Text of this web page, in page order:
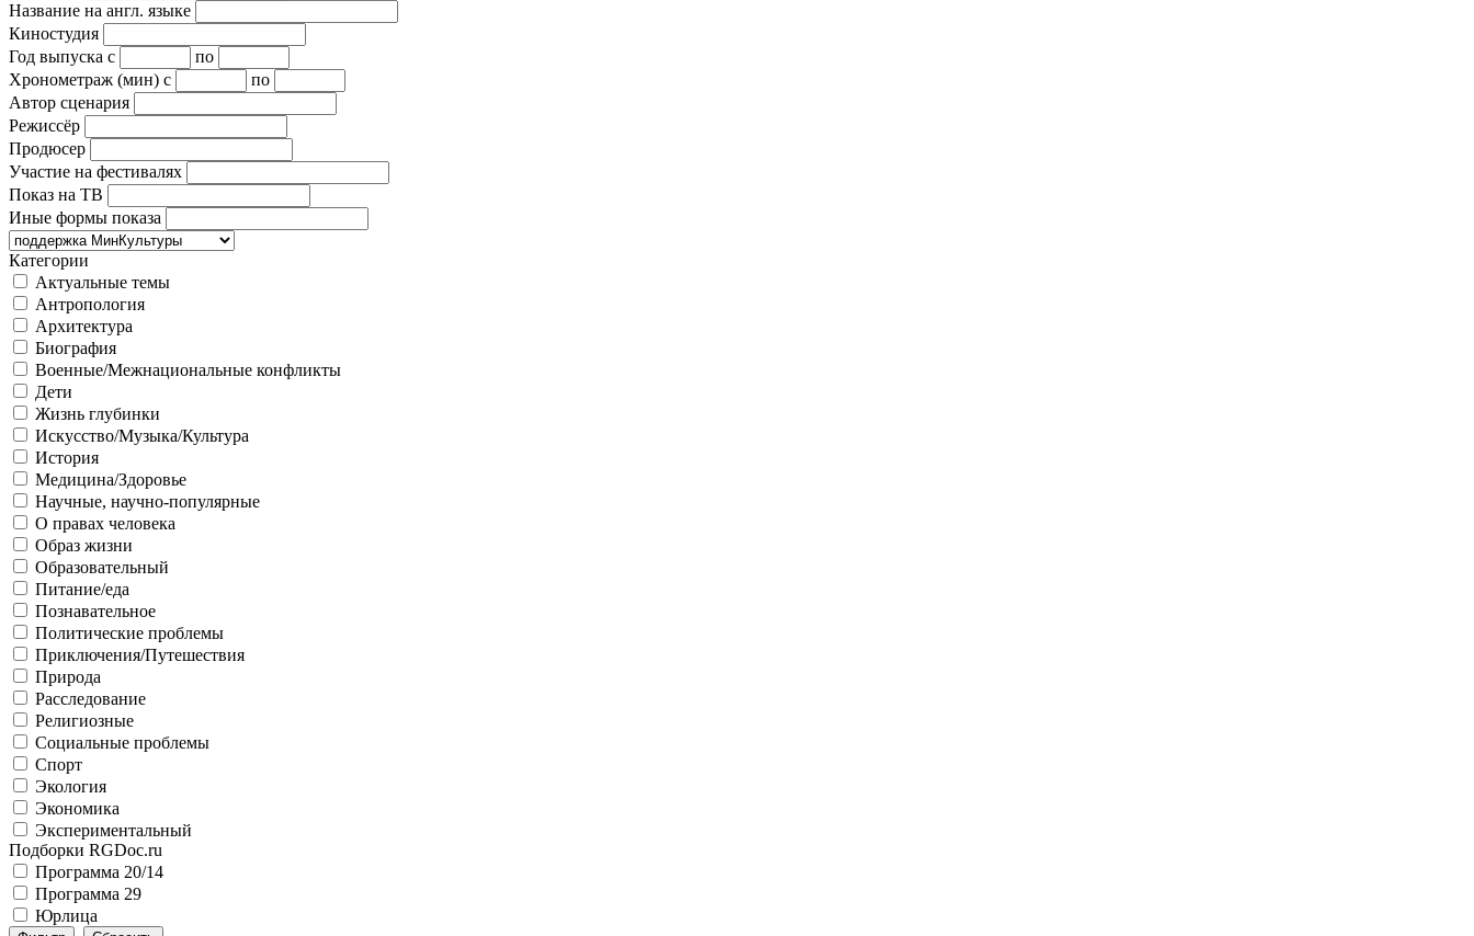
Название на англ. языке
Киностудия
Год выпуска с
по
Хронометраж (мин) с
по
Автор сценария
Режиссёр
Продюсер
Участие на фестивалях
Показ на ТВ
Иные формы показа
Категории
Актуальные темы
Антропология
Архитектура
Биография
Военные/Межнациональные конфликты
Дети
Жизнь глубинки
Искусство/Музыка/Культура
История
Медицина/Здоровье
Научные, научно-популярные
О правах человека
Образ жизни
Образовательный
Питание/еда
Познавательное
Политические проблемы
Приключения/Путешествия
Природа
Расследование
Религиозные
Социальные проблемы
Спорт
Экология
Экономика
Экспериментальный
Подборки RGDoc.ru
Программа 20/14
Программа 29
Юрлица